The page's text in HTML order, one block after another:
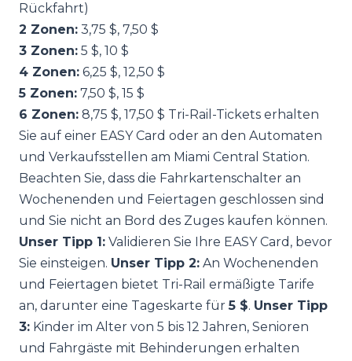
Rückfahrt)
2 Zonen: 3,75 $, 7,50 $
3 Zonen: 5 $, 10 $
4 Zonen: 6,25 $, 12,50 $
5 Zonen: 7,50 $, 15 $
6 Zonen: 8,75 $, 17,50 $ Tri-Rail-Tickets erhalten
Sie auf einer EASY Card oder an den Automaten
und Verkaufsstellen am Miami Central Station.
Beachten Sie, dass die Fahrkartenschalter an
Wochenenden und Feiertagen geschlossen sind
und Sie nicht an Bord des Zuges kaufen können.
Unser Tipp 1: Validieren Sie Ihre EASY Card, bevor
Sie einsteigen. Unser Tipp 2: An Wochenenden
und Feiertagen bietet Tri-Rail ermäßigte Tarife
an, darunter eine Tageskarte für5 $. Unser Tipp
3: Kinder im Alter von 5 bis 12 Jahren, Senioren
und Fahrgäste mit Behinderungen erhalten